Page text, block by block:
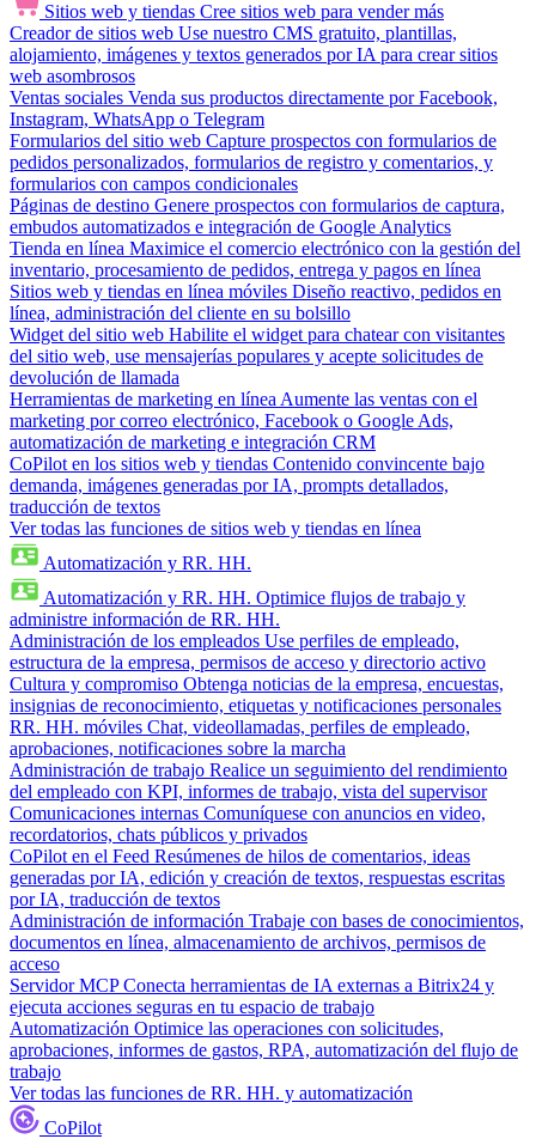
Sitios web y tiendas Cree sitios web para vender más
Creador de sitios web Use nuestro CMS gratuito, plantillas,
alojamiento, imágenes y textos generados por IA para crear sitios
web asombrosos
Ventas sociales Venda sus productos directamente por Facebook,
Instagram, WhatsApp o Telegram
Formularios del sitio web Capture prospectos con formularios de
pedidos personalizados, formularios de registro y comentarios, y
formularios con campos condicionales
Páginas de destino Genere prospectos con formularios de captura,
embudos automatizados e integración de Google Analytics
Tienda en línea Maximice el comercio electrónico con la gestión del
inventario, procesamiento de pedidos, entrega y pagos en línea
Sitios web y tiendas en línea móviles Diseño reactivo, pedidos en
línea, administración del cliente en su bolsillo
Widget del sitio web Habilite el widget para chatear con visitantes
del sitio web, use mensajerías populares y acepte solicitudes de
devolución de llamada
Herramientas de marketing en línea Aumente las ventas con el
marketing por correo electrónico, Facebook o Google Ads,
automatización de marketing e integración CRM
CoPilot en los sitios web y tiendas Contenido convincente bajo
demanda, imágenes generadas por IA, prompts detallados,
traducción de textos
Ver todas las funciones de sitios web y tiendas en línea
Automatización y RR. HH.
Automatización y RR. HH. Optimice flujos de trabajo y
administre información de RR. HH.
Administración de los empleados Use perfiles de empleado,
estructura de la empresa, permisos de acceso y directorio activo
Cultura y compromiso Obtenga noticias de la empresa, encuestas,
insignias de reconocimiento, etiquetas y notificaciones personales
RR. HH. móviles Chat, videollamadas, perfiles de empleado,
aprobaciones, notificaciones sobre la marcha
Administración de trabajo Realice un seguimiento del rendimiento
del empleado con KPI, informes de trabajo, vista del supervisor
Comunicaciones internas Comuníquese con anuncios en video,
recordatorios, chats públicos y privados
CoPilot en el Feed Resúmenes de hilos de comentarios, ideas
generadas por IA, edición y creación de textos, respuestas escritas
por IA, traducción de textos
Administración de información Trabaje con bases de conocimientos,
documentos en línea, almacenamiento de archivos, permisos de
acceso
Servidor MCP Conecta herramientas de IA externas a Bitrix24 y
ejecuta acciones seguras en tu espacio de trabajo
Automatización Optimice las operaciones con solicitudes,
aprobaciones, informes de gastos, RPA, automatización del flujo de
trabajo
Ver todas las funciones de RR. HH. y automatización
CoPilot